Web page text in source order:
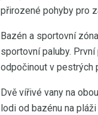
přirozené pohyby pro
Bazén a sportovní
sportovní paluby.
odpočinout v pestrých
Dvě vířivé vany na
lodi od bazénu na